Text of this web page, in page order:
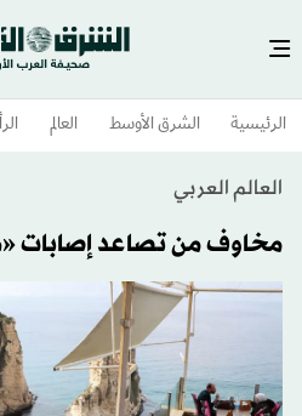
الرئيسية الشرق الأوسط​ العالم
العالم العربي
مخاوف من تصاعد إصابات